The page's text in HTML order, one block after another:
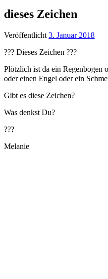
dieses Zeichen
Veröffentlicht 3. Januar 2018
??? Dieses Zeichen ???
Plötzlich ist da ein Regenbogen
oder einen Engel oder ein
Gibt es diese Zeichen?
Was denkst Du?
???
Melanie